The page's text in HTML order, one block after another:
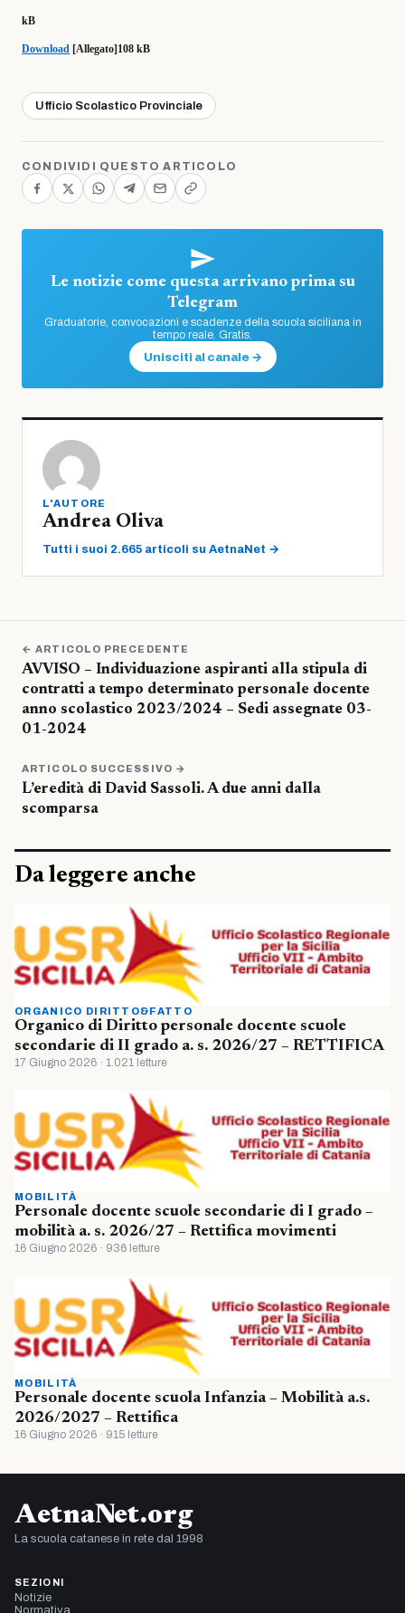
kB
Download [Allegato]108 kB
Ufficio Scolastico Provinciale
CONDIVIDI QUESTO ARTICOLO
Le notizie come questa arrivano prima su
Telegram
Graduatorie, convocazioni e scadenze della scuola siciliana in
tempo reale. Gratis.
Unisciti al canale →
L'AUTORE
Andrea Oliva
Tutti i suoi 2.665 articoli su AetnaNet →
← ARTICOLO PRECEDENTE
AVVISO – Individuazione aspiranti alla stipula di
contratti a tempo determinato personale docente
anno scolastico 2023/2024 – Sedi assegnate 03-
01-2024
ARTICOLO SUCCESSIVO →
L’eredità di David Sassoli. A due anni dalla
scomparsa
Da leggere anche
ORGANICO DIRITTO&FATTO
Organico di Diritto personale docente scuole
secondarie di II grado a. s. 2026/27 – RETTIFICA
17 Giugno 2026 · 1.021 letture
MOBILITÀ
Personale docente scuole secondarie di I grado –
mobilità a. s. 2026/27 – Rettifica movimenti
16 Giugno 2026 · 936 letture
MOBILITÀ
Personale docente scuola Infanzia – Mobilità a.s.
2026/2027 – Rettifica
16 Giugno 2026 · 915 letture
AetnaNet.org
La scuola catanese in rete dal 1998
SEZIONI
Notizie
Normativa